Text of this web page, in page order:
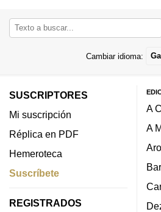
Cambiar idioma:
SUSCRIPTORES
Mi suscripción
Réplica en PDF
Hemeroteca
Suscríbete
REGISTRADOS
A
A